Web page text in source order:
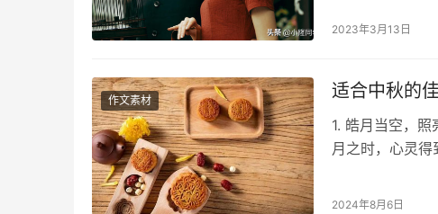
2023年3月13日
作文素材 适合中秋的
1. 皓月当空，
月之时，心灵
2024年8月6日